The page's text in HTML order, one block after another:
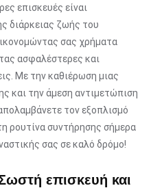
επισκευές είναι
διάρκειας ζωής του
σας χρήματα
ασφαλέστερες και
Με την καθιέρωση μιας
και την άμεση αντιμετώπιση
τον εξοπλισμό
ρουτίνα συντήρησης σήμερα
σας σε καλό δρόμο!
επισκευή και